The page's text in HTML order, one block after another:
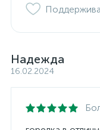
Надежда
16.02.2024